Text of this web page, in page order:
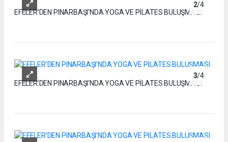
2/4
EFELER’DEN PINARBAŞI’NDA YOGA VE PİLATES BULUŞMASI
3/4
EFELER’DEN PINARBAŞI’NDA YOGA VE PİLATES BULUŞMASI